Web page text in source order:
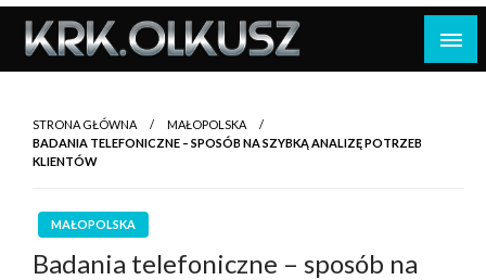
Skip
content
STRONA GŁÓWNA
MAŁOPOLSKA
BADANIA TELEFONICZNE – SPOSÓB NA SZYBKĄ ANALIZĘ POTRZEB
KLIENTÓW
MAŁOPOLSKA
Badania telefoniczne – sposób na